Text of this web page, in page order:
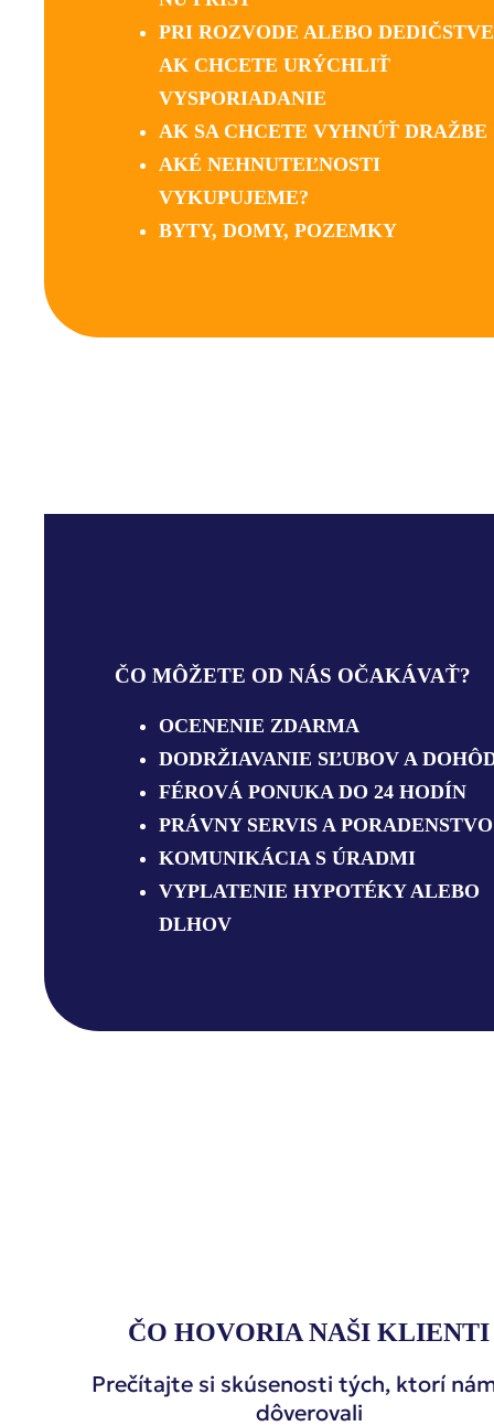
PRI ROZVODE ALEBO DEDIČSTVE
AK CHCETE URÝCHLIŤ
VYSPORIADANIE
AK SA CHCETE VYHNÚŤ DRAŽBE
AKÉ NEHNUTEĽNOSTI
VYKUPUJEME?
BYTY, DOMY, POZEMKY
ČO MÔŽETE OD NÁS OČAKÁVAŤ?
OCENENIE ZDARMA
DODRŽIAVANIE SĽUBOV A
FÉROVÁ PONUKA DO 24 HODÍN
PRÁVNY SERVIS A PORADENSTVO
KOMUNIKÁCIA S ÚRADMI
VYPLATENIE HYPOTÉKY ALEBO
DLHOV
ČO HOVORIA NAŠI KLIENTI
Prečítajte si skúsenosti tých, ktorí
dôverovali